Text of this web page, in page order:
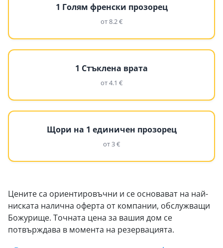
1 Голям френски прозорец
от 8.2 €
1 Стъклена врата
от 4.1 €
Щори на 1 единичен прозорец
от 3 €
Цените са ориентировъчни и се основават на най-
ниската налична оферта от компании, обслужващи
Божурище. Точната цена за вашия дом се
потвърждава в момента на резервацията.